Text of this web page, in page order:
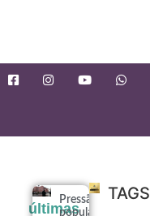
últimas
Pressão
popular e
TAGS